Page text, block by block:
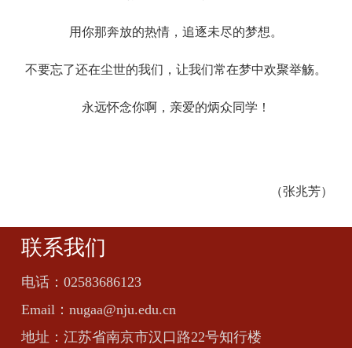
用你那奔放的热情，追逐未尽的梦想。
不要忘了还在尘世的我们，让我们常在梦中欢聚举觞。
永远怀念你啊，亲爱的炳众同学！
（张兆芳）
联系我们
电话： 02583686123
Email： nugaa@nju.edu.cn
地址： 江苏省南京市汉口路22号知行楼